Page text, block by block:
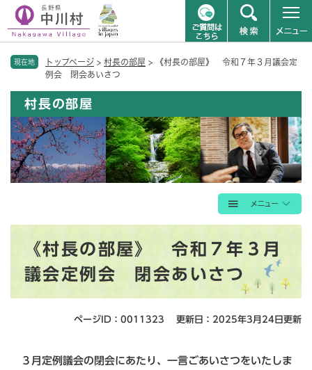
現在地 トップページ > 村長の部屋 >
《村長の部屋》 令和７年３月議会定
例会 閉会あいさつ
村長の部屋
《村長の部屋》 令和７年３月
議会定例会 閉会あいさつ
ページID：0011323 更新日：2025年3月24日更新
３月定例議会の閉会にあたり、一言ごあいさつをいたしま